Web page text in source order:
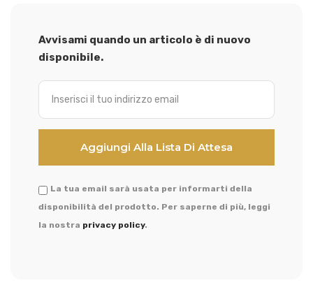
Avvisami quando un articolo è di nuovo
disponibile.
La tua email sarà usata per informarti della
disponibilità del prodotto. Per saperne di più, leggi
la nostra privacy policy.